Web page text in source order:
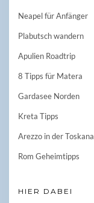
Neapel für Anfänger
Plabutsch wandern
Apulien Roadtrip
8 Tipps für Matera
Gardasee Norden
Kreta Tipps
Arezzo in der Toskana
Rom Geheimtipps
HIER DABEI